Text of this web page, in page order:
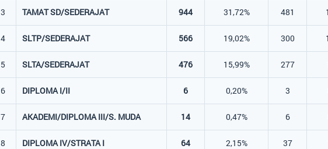
3 TAMAT SD/SEDERAJAT 944 31,72% 481
4 SLTP/SEDERAJAT 566 19,02% 300
5 SLTA/SEDERAJAT 476 15,99% 277
6 DIPLOMA I/II 6 0,20% 3
7 AKADEMI/DIPLOMA III/S. MUDA 14 0,47% 6
8 DIPLOMA IV/STRATA I 64 2,15% 37